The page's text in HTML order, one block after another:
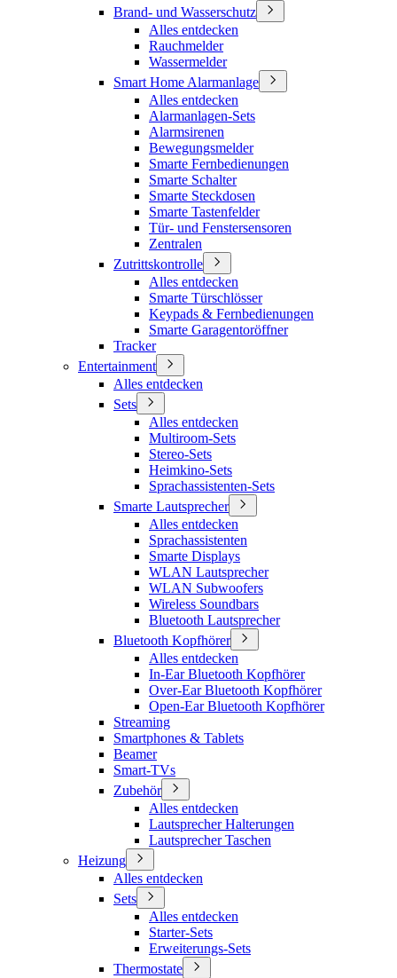
Brand- und Wasserschutz
Alles entdecken
Rauchmelder
Wassermelder
Smart Home Alarmanlage
Alles entdecken
Alarmanlagen-Sets
Alarmsirenen
Bewegungsmelder
Smarte Fernbedienungen
Smarte Schalter
Smarte Steckdosen
Smarte Tastenfelder
Tür- und Fenstersensoren
Zentralen
Zutrittskontrolle
Alles entdecken
Smarte Türschlösser
Keypads & Fernbedienungen
Smarte Garagentoröffner
Tracker
Entertainment
Alles entdecken
Sets
Alles entdecken
Multiroom-Sets
Stereo-Sets
Heimkino-Sets
Sprachassistenten-Sets
Smarte Lautsprecher
Alles entdecken
Sprachassistenten
Smarte Displays
WLAN Lautsprecher
WLAN Subwoofers
Wireless Soundbars
Bluetooth Lautsprecher
Bluetooth Kopfhörer
Alles entdecken
In-Ear Bluetooth Kopfhörer
Over-Ear Bluetooth Kopfhörer
Open-Ear Bluetooth Kopfhörer
Streaming
Smartphones & Tablets
Beamer
Smart-TVs
Zubehör
Alles entdecken
Lautsprecher Halterungen
Lautsprecher Taschen
Heizung
Alles entdecken
Sets
Alles entdecken
Starter-Sets
Erweiterungs-Sets
Thermostate